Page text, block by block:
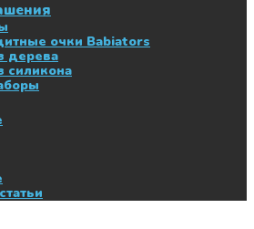
очки Babiators
дерева
силикона